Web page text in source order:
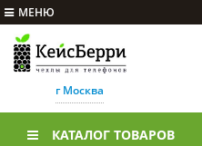
МЕНЮ
г Москва
КАТАЛОГ ТОВАРОВ